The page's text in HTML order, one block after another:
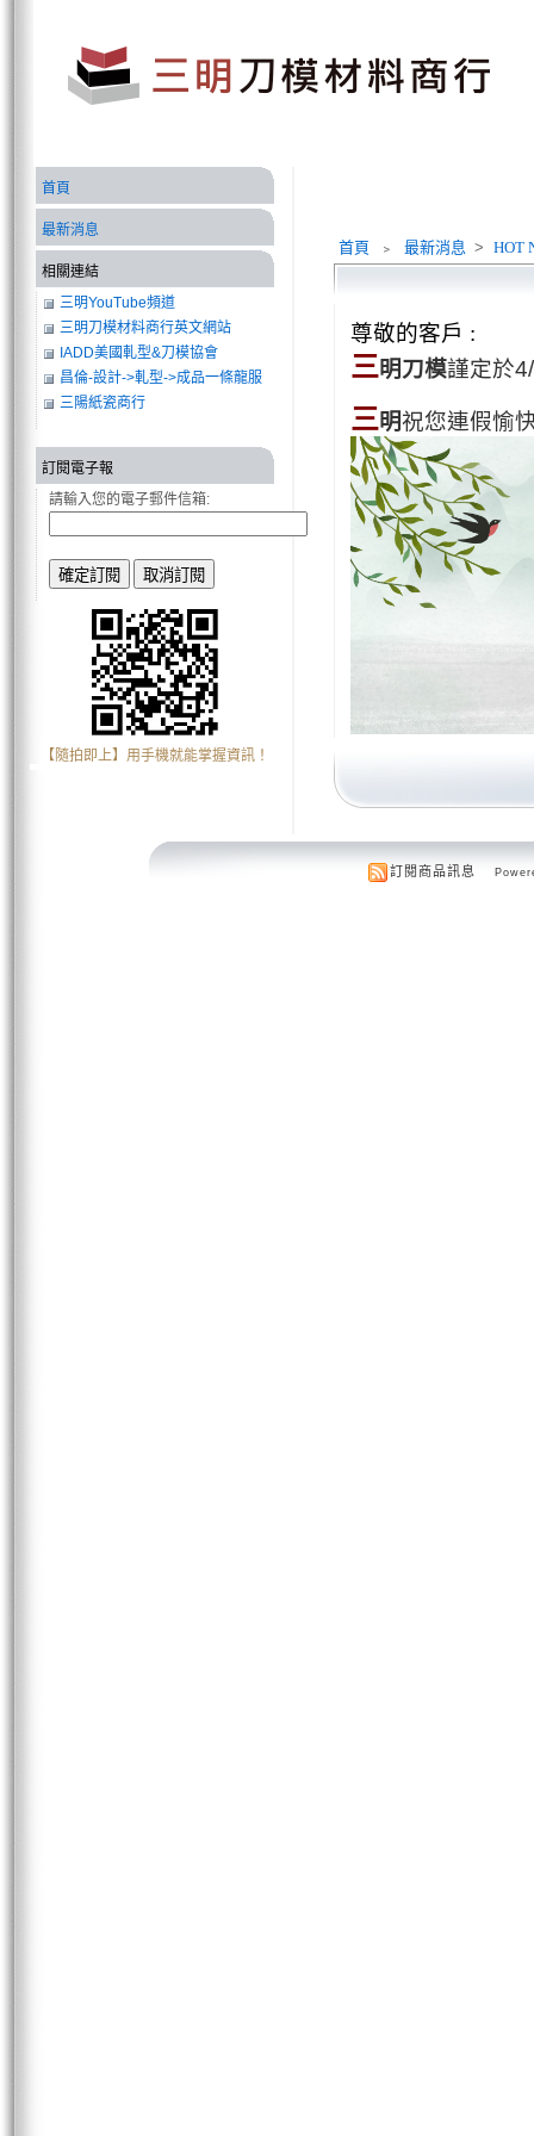
首頁 ﹥ 最新消息 > HOT
尊敬的客戶 :
三明刀模謹定於
三明祝您連假愉
首頁
最新消息
相關連結
三明YouTube頻道
三明刀模材料商行英文網站
IADD美國軋型&刀模協會
昌倫-設計->軋型->成品一條龍服
務
三陽紙瓷商行
訂閱電子報
請輸入您的電子郵件信箱:
【隨拍即上】用手機就能掌握資訊！
訂閱商品訊息